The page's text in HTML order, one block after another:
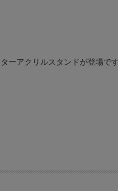
ーアクリルスタンドが登場で